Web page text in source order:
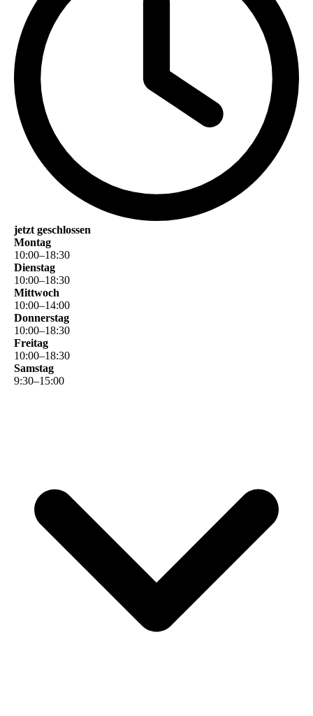
jetzt geschlossen
Montag
10:00–18:30
Dienstag
10:00–18:30
Mittwoch
10:00–14:00
Donnerstag
10:00–18:30
Freitag
10:00–18:30
Samstag
9:30–15:00